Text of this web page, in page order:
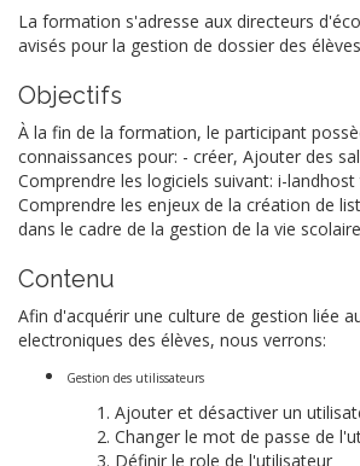
La formation s'adresse aux directeurs
avisés pour la gestion de dossier des
Objectifs
À la fin de la formation, le participant
connaissances pour: - créer, Ajouter des
Comprendre les logiciels suivant: i-
Comprendre les enjeux de la création de
dans le cadre de la gestion de la vie
Contenu
Afin d'acquérir une culture de gestion liée
electroniques des élèves, nous verrons:
Gestion des utilissateurs
Ajouter et désactiver un
Changer le mot de passe de
Définir le role de l'utilisateur